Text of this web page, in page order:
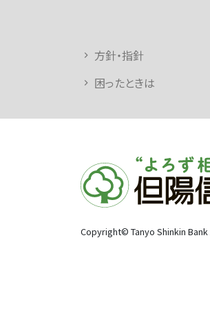
方針・指針
困ったときは
Copyright© Tanyo Shinkin